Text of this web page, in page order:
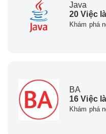
Java
20 Việc
Khám phá
BA
16 Việc
Khám phá